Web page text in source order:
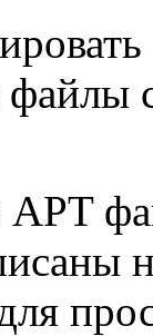
файлы
APT